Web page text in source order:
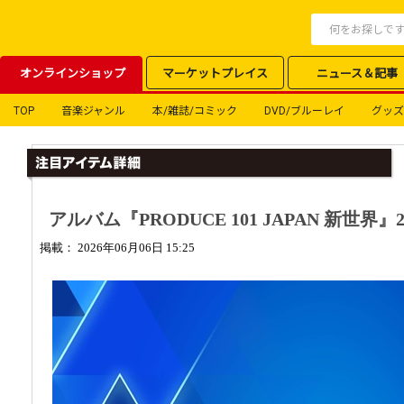
オンラインショップ マーケットプレイス ニュース＆記事
TOP 音楽ジャンル 本/雑誌/コミック DVD/ブルーレイ グッズ
アルバム『PRODUCE 101 JAPAN 新世界』
掲載： 2026年06月06日 15:25